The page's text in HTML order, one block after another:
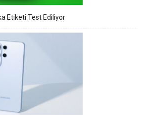
Etiketi Test Ediliyor